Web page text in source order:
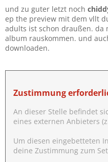
und zu guter letzt noch
ep the preview mit dem vllt
adults ist schon draußen. da
album rauskommen. und
downloaden.
Zustimmung
An dieser Stelle befindet
eines externen Anbieters
Um diesen eingebetteten
deine Zustimmung zum